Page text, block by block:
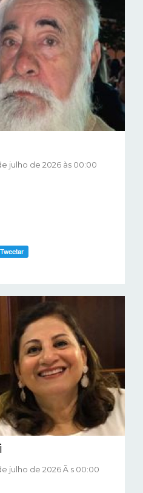
julho de 2026 às 00:00
julho de 2026 Ã s 00:00